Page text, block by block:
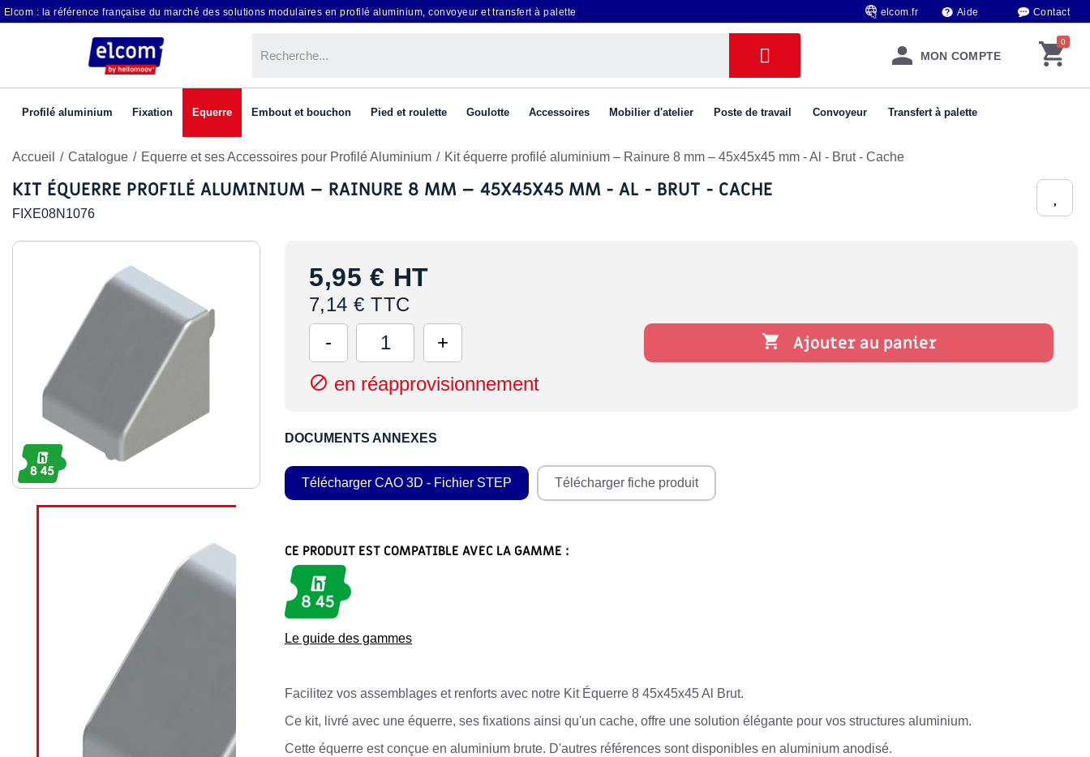
Elcom : la référence française du marché des solutions modulaires en profilé aluminium, convoyeur et transfert à palette elcom.fr Aide Contact
MON COMPTE
Profilé aluminium Fixation Equerre Embout et bouchon Pied et roulette Goulotte Accessoires Mobilier d'atelier Poste de travail Convoyeur Transfert à palette
Accueil Catalogue Equerre et ses Accessoires pour Profilé Aluminium Kit équerre profilé aluminium – Rainure 8 mm – 45x45x45 mm - Al - Brut - Cache
KIT ÉQUERRE PROFILÉ ALUMINIUM – RAINURE 8 MM – 45X45X45 MM - AL - BRUT - CACHE
FIXE08N1076
5,95 € HT
7,14 € TTC
 Ajouter au panier
 en réapprovisionnement
DOCUMENTS ANNEXES
Télécharger CAO 3D - Fichier STEP Télécharger fiche produit
CE PRODUIT EST COMPATIBLE AVEC LA GAMME :
Le guide des gammes
Facilitez vos assemblages et renforts avec notre Kit Équerre 8 45x45x45 Al Brut.
Ce kit, livré avec une équerre, ses fixations ainsi qu'un cache, offre une solution élégante pour vos structures aluminium.
Cette équerre est conçue en aluminium brute. D'autres références sont disponibles en aluminium anodisé.